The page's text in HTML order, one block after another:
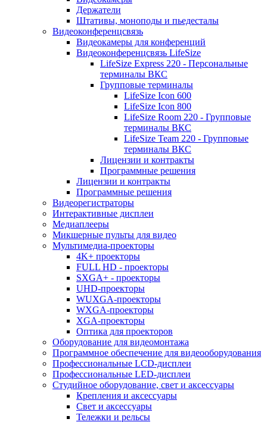
Держатели
Штативы, моноподы и пьедесталы
Видеоконференцсвязь
Видеокамеры для конференций
Видеоконференцсвязь LifeSize
LifeSize Express 220 - Персональные
терминалы ВКС
Групповые терминалы
LifeSize Icon 600
LifeSize Icon 800
LifeSize Room 220 - Групповые
терминалы ВКС
LifeSize Team 220 - Групповые
терминалы ВКС
Лицензии и контракты
Программные решения
Лицензии и контракты
Программные решения
Видеорегистраторы
Интерактивные дисплеи
Медиаплееры
Микшерные пульты для видео
Мультимедиа-проекторы
4K+ проекторы
FULL HD - проекторы
SXGA+ - проекторы
UHD-проекторы
WUXGA-проекторы
WXGA-проекторы
XGA-проекторы
Оптика для проекторов
Оборудование для видеомонтажа
Программное обеспечение для видеооборудования
Профессиональные LCD-дисплеи
Профессиональные LED-дисплеи
Студийное оборудование, свет и аксессуары
Крепления и аксессуары
Свет и аксессуары
Тележки и рельсы